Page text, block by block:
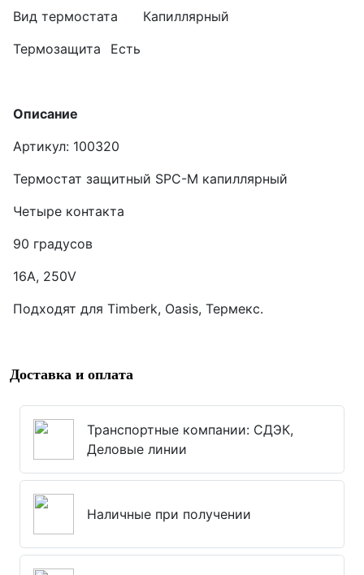
Вид термостата
Капиллярный
Термозащита
Есть
Описание
Артикул: 100320
Термостат защитный SPC-М капиллярный
Четыре контакта
90 градусов
16А, 250V
Подходят для Timberk, Oasis, Термекс.
Доставка и оплата
Транспортные компании: СДЭК,
Деловые линии
Наличные при получении